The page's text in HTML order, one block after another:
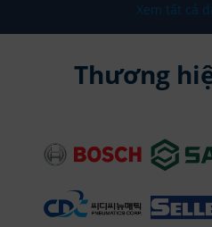
Xem tất cả
Thương